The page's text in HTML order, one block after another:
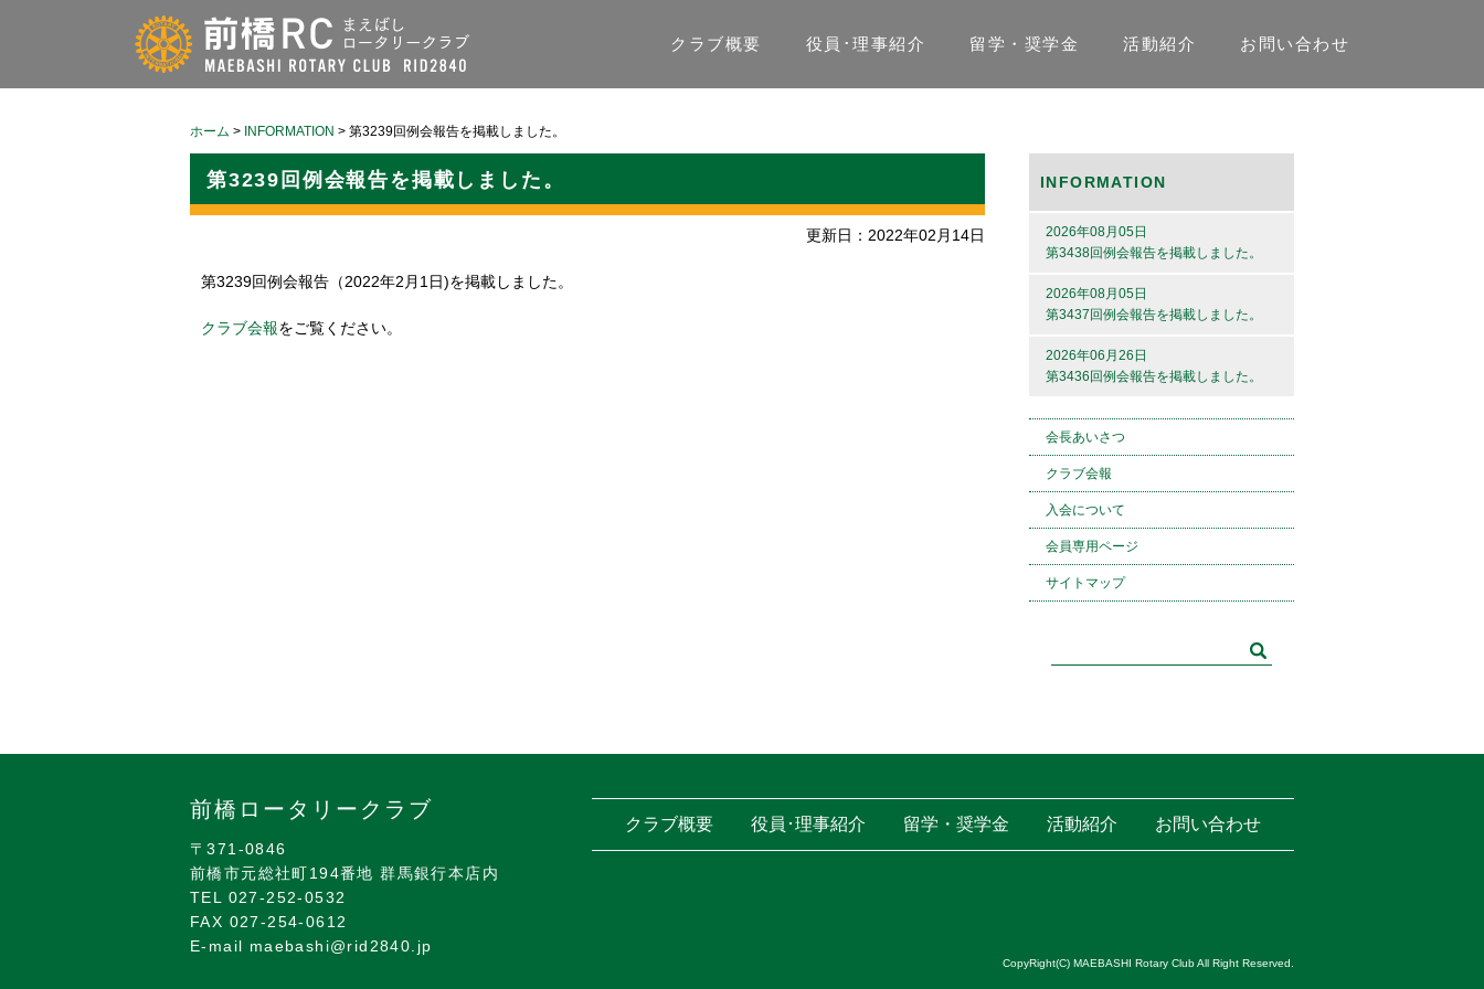
クラブ概要 役員･理事紹介 留学・奨学金 活動紹介 お問い合わせ
ホーム > INFORMATION > 第3239回例会報告を掲載しました。
第3239回例会報告を掲載しました。
更新日：2022年02月14日
第3239回例会報告（2022年2月1日)を掲載しました。
クラブ会報をご覧ください。
INFORMATION
2026年08月05日
第3438回例会報告を掲載しました。
2026年08月05日
第3437回例会報告を掲載しました。
2026年06月26日
第3436回例会報告を掲載しました。
会長あいさつ
クラブ会報
入会について
会員専用ページ
サイトマップ
クラブ概要 役員･理事紹介 留学・奨学金 活動紹介 お問い合わせ
前橋ロータリークラブ
〒371-0846
前橋市元総社町194番地 群馬銀行本店内
TEL 027-252-0532
FAX 027-254-0612
E-mail maebashi@rid2840.jp
CopyRight(C) MAEBASHI Rotary Club All Right Reserved.